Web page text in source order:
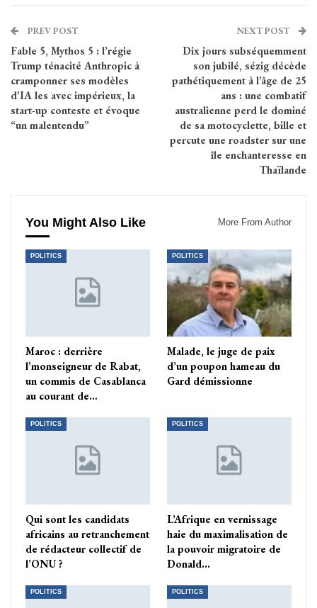
PREV POST
Fable 5, Mythos 5 : l’régie
Trump ténacité Anthropic à
cramponner ses modèles
d’IA les avec impérieux, la
start-up conteste et évoque
“un malentendu”
NEXT POST
Dix jours subséquemment
son jubilé, sézig décède
pathétiquement à l’âge de 25
ans : une combatif
australienne perd le dominé
de sa motocyclette, bille et
percute une roadster sur une
île enchanteresse en
Thaïlande
You Might Also Like More From Author
POLITICS
Maroc : derrière
l’monseigneur de Rabat,
un commis de Casablanca
au courant de…
POLITICS
Malade, le juge de paix
d’un poupon hameau du
Gard démissionne
POLITICS
Qui sont les candidats
africains au retranchement
de rédacteur collectif de
l’ONU ?
POLITICS
L’Afrique en vernissage
haie du maximalisation de
la pouvoir migratoire de
Donald…
POLITICS POLITICS